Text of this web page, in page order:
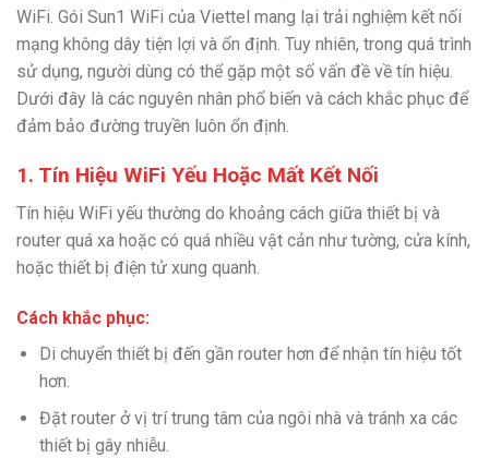
WiFi. Gói Sun1 WiFi của Viettel mang lại trải nghiệm kết nối
mạng không dây tiện lợi và ổn định. Tuy nhiên, trong quá trình
sử dụng, người dùng có thể gặp một số vấn đề về tín hiệu.
Dưới đây là các nguyên nhân phổ biến và cách khắc phục để
đảm bảo đường truyền luôn ổn định.
1. Tín Hiệu WiFi Yếu Hoặc Mất Kết Nối
Tín hiệu WiFi yếu thường do khoảng cách giữa thiết bị và
router quá xa hoặc có quá nhiều vật cản như tường, cửa kính,
hoặc thiết bị điện tử xung quanh.
Cách khắc phục:
Di chuyển thiết bị đến gần router hơn để nhận tín hiệu tốt
hơn.
Đặt router ở vị trí trung tâm của ngôi nhà và tránh xa các
thiết bị gây nhiễu.